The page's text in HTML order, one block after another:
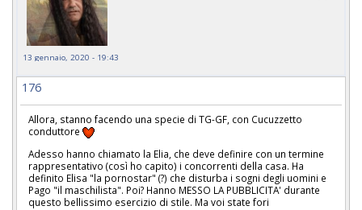
13 gennaio, 2020 - 19:43
176
Allora, stanno facendo una specie di TG-GF, con Cucuzzetto
conduttore
Adesso hanno chiamato la Elia, che deve definire con un termine
rappresentativo (così ho capito) i concorrenti della casa. Ha
definito Elisa "la pornostar" (?) che disturba i sogni degli uomini e
Pago "il maschilista". Poi? Hanno MESSO LA PUBBLICITA' durante
questo bellissimo esercizio di stile. Ma voi state fori